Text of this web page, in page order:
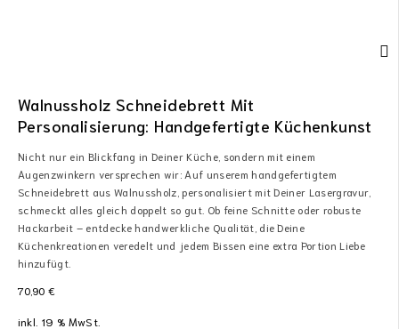
Walnussholz Schneidebrett Mit
Personalisierung: Handgefertigte Küchenkunst
Nicht nur ein Blickfang in Deiner Küche, sondern mit einem
Augenzwinkern versprechen wir: Auf unserem handgefertigtem
Schneidebrett aus Walnussholz, personalisiert mit Deiner Lasergravur,
schmeckt alles gleich doppelt so gut. Ob feine Schnitte oder robuste
Hackarbeit – entdecke handwerkliche Qualität, die Deine
Küchenkreationen veredelt und jedem Bissen eine extra Portion Liebe
hinzufügt.
70,90 €
inkl. 19 % MwSt.